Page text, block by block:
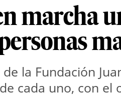
marcha
la Fundación
cada uno, con